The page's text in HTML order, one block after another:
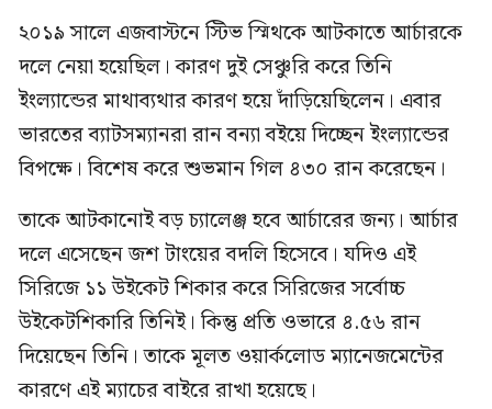
২০১৯ সালে এজবাস্টনে স্টিভ স্মিথকে আটকাতে আর্চারকে
দলে নেয়া হয়েছিল। কারণ দুই সেঞ্চুরি করে তিনি
ইংল্যান্ডের মাথাব্যথার কারণ হয়ে দাঁড়িয়েছিলেন। এবার
ভারতের ব্যাটসম্যানরা রান বন্যা বইয়ে দিচ্ছেন ইংল্যান্ডের
বিপক্ষে। বিশেষ করে শুভমান গিল ৪৩০ রান করেছেন।
তাকে আটকানোই বড় চ্যালেঞ্জ হবে আর্চারের জন্য। আর্চার
দলে এসেছেন জশ টাংয়ের বদলি হিসেবে। যদিও এই
সিরিজে ১১ উইকেট শিকার করে সিরিজের সর্বোচ্চ
উইকেটশিকারি তিনিই। কিন্তু প্রতি ওভারে ৪.৫৬ রান
দিয়েছেন তিনি। তাকে মূলত ওয়ার্কলোড ম্যানেজমেন্টের
কারণে এই ম্যাচের বাইরে রাখা হয়েছে।